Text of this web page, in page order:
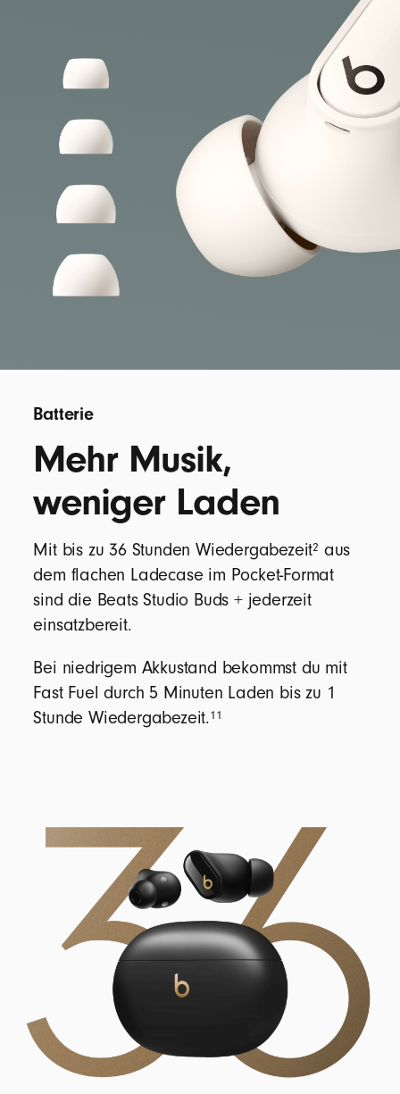
Batterie
Mehr Musik,
weniger Laden
Mit bis zu 36 Stunden Wiedergabezeit2 aus
dem flachen Ladecase im Pocket-Format
sind die Beats Studio Buds + jederzeit
einsatzbereit.
Bei niedrigem Akkustand bekommst du mit
Fast Fuel durch 5 Minuten Laden bis zu 1
Stunde Wiedergabezeit.11